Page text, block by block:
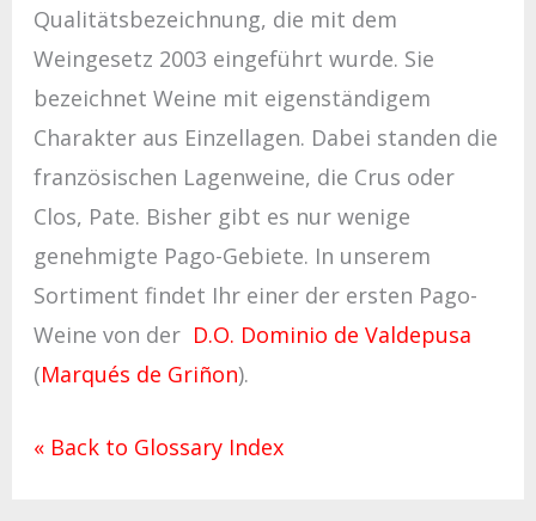
Qualitätsbezeichnung, die mit dem
Weingesetz 2003 eingeführt wurde. Sie
bezeichnet Weine mit eigenständigem
Charakter aus Einzellagen. Dabei standen die
französischen Lagenweine, die Crus oder
Clos, Pate. Bisher gibt es nur wenige
genehmigte Pago-Gebiete. In unserem
Sortiment findet Ihr einer der ersten Pago-
Weine von der D.O. Dominio de Valdepusa
(Marqués de Griñon).
« Back to Glossary Index